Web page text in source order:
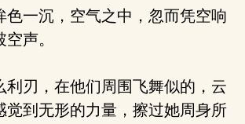
一沉，空气之中，忽而凭空响
声。
刃，在他们周围飞舞似的，云
觉到无形的力量，擦过她周身所